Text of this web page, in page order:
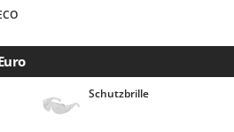
Dampfbesen
Schutzbrille